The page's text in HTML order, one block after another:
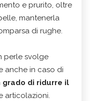
e prurito, oltre
mantenerla
di rughe.
perle svolge
anche in caso di
grado di ridurre il
articolazioni.